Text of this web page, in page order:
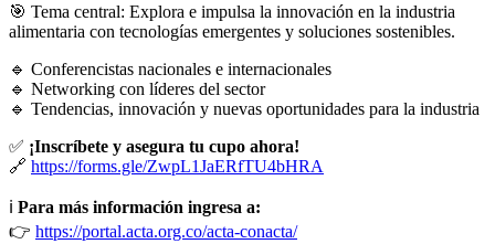
🎯 Tema central: Explora e impulsa la innovación en la industria
alimentaria con tecnologías emergentes y soluciones sostenibles.
🔹 Conferencistas nacionales e internacionales
🔹 Networking con líderes del sector
🔹 Tendencias, innovación y nuevas oportunidades para la industria
✅ ¡Inscríbete y asegura tu cupo ahora!
🔗 https://forms.gle/ZwpL1JaERfTU4bHRA
ℹ️ Para más información ingresa a:
👉 https://portal.acta.org.co/acta-conacta/